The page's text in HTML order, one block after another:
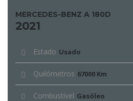
MERCEDES-BENZ A 180D
2021
Estado Usado
Quilómetros 67000 Km
Combustível Gasóleo